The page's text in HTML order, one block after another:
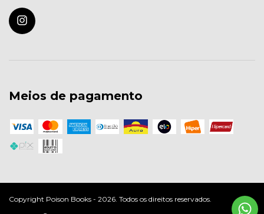
Meios de pagamento
Copyright Poison Books - 2026. Todos os direitos reservados.